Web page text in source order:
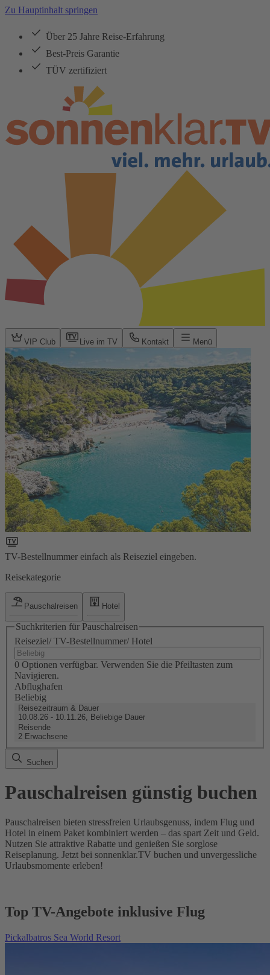
Zu Hauptinhalt springen
Über 25 Jahre Reise-Erfahrung
Best-Preis Garantie
TÜV zertifiziert
VIP Club Live im TV Kontakt Menü
TV-Bestellnummer einfach als Reiseziel eingeben.
Reisekategorie
Pauschalreisen Hotel
Suchkriterien für Pauschalreisen
Reiseziel/ TV-Bestellnummer/ Hotel
0 Optionen verfügbar. Verwenden Sie die Pfeiltasten zum
Navigieren.
Abflughafen
Beliebig
Reisezeitraum & Dauer
10.08.26 - 10.11.26, Beliebige Dauer
Reisende
2 Erwachsene
Suchen
Pauschalreisen günstig buchen
Pauschalreisen bieten stressfreien Urlaubsgenuss, indem Flug und
Hotel in einem Paket kombiniert werden – das spart Zeit und Geld.
Nutzen Sie attraktive Rabatte und genießen Sie sorglose
Reiseplanung. Jetzt bei sonnenklar.TV buchen und unvergessliche
Urlaubsmomente erleben!
Top TV-Angebote inklusive Flug
Pickalbatros Sea World Resort